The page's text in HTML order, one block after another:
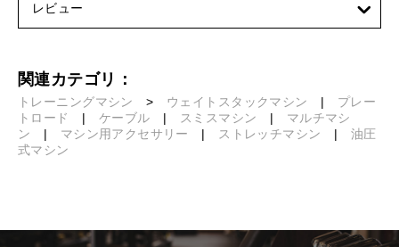
レビュー
関連カテゴリ：
トレーニングマシン > ウェイトスタックマシン | プレー
トロード
| ケーブル | スミスマシン | マルチマシ
ン | マシン用アクセサリー | ストレッチマシン | 油圧
式マシン